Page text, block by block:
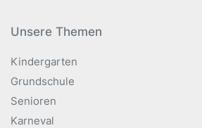
Unsere Themen
Kindergarten
Grundschule
Senioren
Karneval